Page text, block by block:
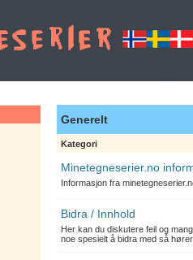
Generelt
Kategori
Minetegneserier.no
Informasjon fra
Bidra / Innhold
Her kan du diskutere feil og
noe spesielt å bidra med så